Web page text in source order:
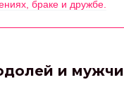
браке и дружбе.
и